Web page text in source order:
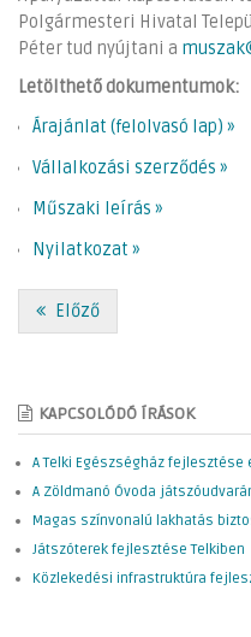
Polgármesteri Hivatal
Péter tud nyújtani a
Letölthető dokumentumok:
Árajánlat (felolvasó lap) »
Vállalkozási szerződés »
Műszaki leírás »
Nyilatkozat »
Előző
KAPCSOLÓDÓ ÍRÁSOK
A Telki Egészségház fejlesztése
A Zöldmanó Óvoda
Magas színvonalú lakhatás
Játszóterek fejlesztése Telkiben
Közlekedési infrastruktúra